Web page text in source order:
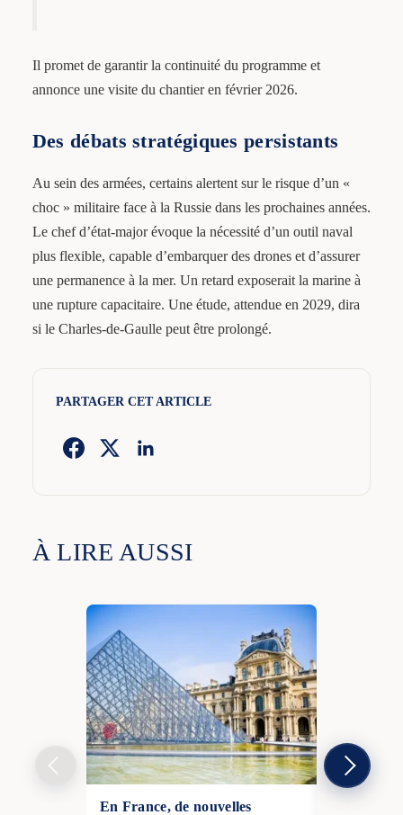
Il promet de garantir la continuité du programme et
annonce une visite du chantier en février 2026.
Des débats stratégiques persistants
Au sein des armées, certains alertent sur le risque d’un «
choc » militaire face à la Russie dans les prochaines années.
Le chef d’état-major évoque la nécessité d’un outil naval
plus flexible, capable d’embarquer des drones et d’assurer
une permanence à la mer. Un retard exposerait la marine à
une rupture capacitaire. Une étude, attendue en 2029, dira
si le Charles-de-Gaulle peut être prolongé.
PARTAGER CET ARTICLE
À LIRE AUSSI
En France, de nouvelles